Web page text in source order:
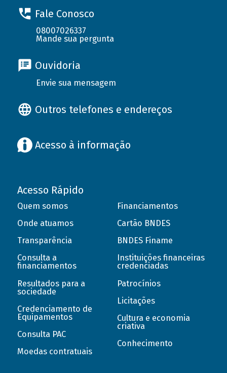
Fale Conosco
08007026337
Mande sua pergunta
Ouvidoria
Envie sua mensagem
Outros telefones e endereços
Acesso à informação
Acesso Rápido
Quem somos
Onde atuamos
Transparência
Consulta a
financiamentos
Resultados para a
sociedade
Credenciamento de
Equipamentos
Consulta PAC
Moedas contratuais
Financiamentos
Cartão BNDES
BNDES Finame
Instituições financeiras
credenciadas
Patrocínios
Licitações
Cultura e economia
criativa
Conhecimento